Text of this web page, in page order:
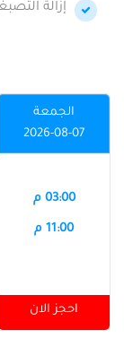
إزالة
الجمعة
2026-08-07
03:00 م
11:00 م
احجز الان